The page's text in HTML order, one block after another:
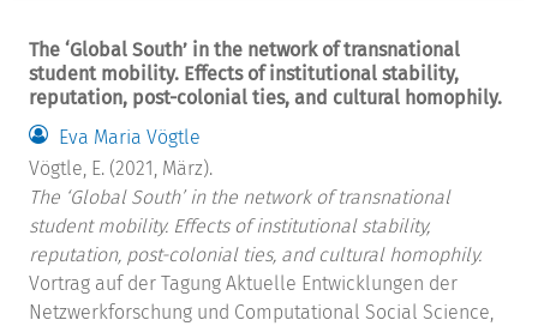
The ‘Global South’ in the network of transnational
student mobility. Effects of institutional stability,
reputation, post-colonial ties, and cultural homophily.
Eva Maria Vögtle
Vögtle, E. (2021, März).
The ‘Global South’ in the network of transnational
student mobility. Effects of institutional stability,
reputation, post-colonial ties, and cultural homophily.
Vortrag auf der Tagung Aktuelle Entwicklungen der
Netzwerkforschung und Computational Social Science,